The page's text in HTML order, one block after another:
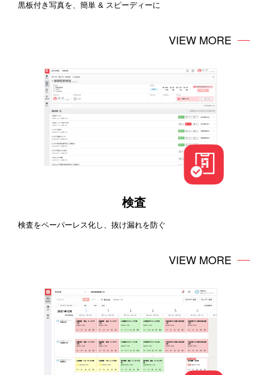
黒板付き写真を、簡単 & スピーディーに
VIEW MORE
検査
検査をペーパーレス化し、抜け漏れを防ぐ
VIEW MORE